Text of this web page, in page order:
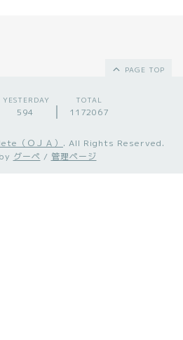
PAGE TOP
YESTERDAY
594
TOTAL
1172067
（ＯＪＡ） . All Rights Reserved.
グーペ / 管理ページ